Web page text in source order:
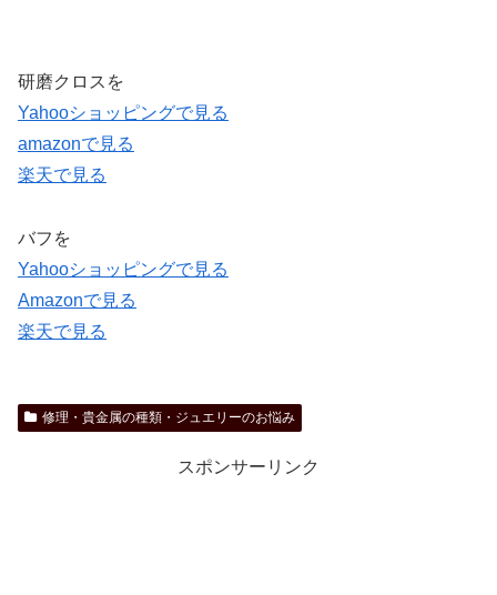
研磨クロスを
Yahooショッピングで見る
amazonで見る
楽天で見る
バフを
Yahooショッピングで見る
Amazonで見る
楽天で見る
修理・貴金属の種類・ジュエリーのお悩み
スポンサーリンク